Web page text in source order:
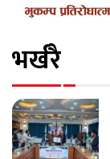
भर्खरै